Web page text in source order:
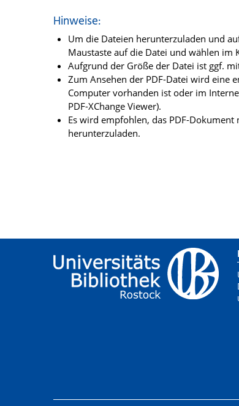
Hinweise:
Um die Dateien herunterzuladen und
Maustaste auf die Datei und wählen im
Aufgrund der Größe der Datei ist ggf.
Zum Ansehen der PDF-Datei wird eine
Computer vorhanden ist oder im
PDF-XChange Viewer).
Es wird empfohlen, das PDF-
herunterzuladen.